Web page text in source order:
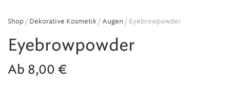
Shop / Dekorative Kosmetik /Augen / Eyebrowpowder
Eyebrowpowder
Ab 8,00 €